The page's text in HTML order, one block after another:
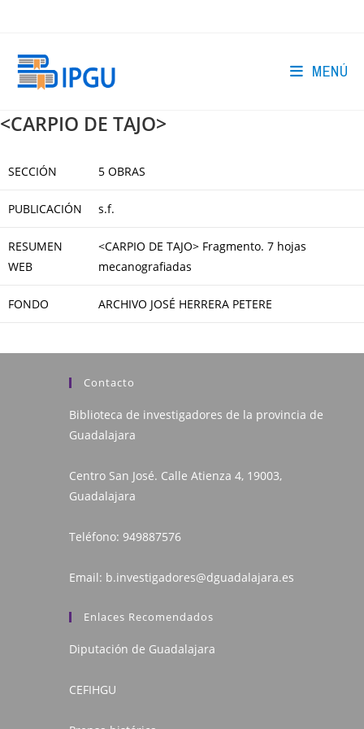
MENÚ
<CARPIO DE TAJO>
SECCIÓN 5 OBRAS
PUBLICACIÓN s.f.
RESUMEN
WEB
<CARPIO DE TAJO> Fragmento. 7 hojas
mecanografiadas
FONDO ARCHIVO JOSÉ HERRERA PETERE
Contacto
Biblioteca de investigadores de la provincia de
Guadalajara
Centro San José. Calle Atienza 4, 19003,
Guadalajara
Teléfono: 949887576
Email: b.investigadores@dguadalajara.es
Enlaces Recomendados
Diputación de Guadalajara
CEFIHGU